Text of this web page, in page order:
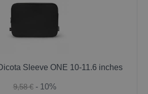
Sleeve ONE 10-11.6 inches
9,58 € - 10%